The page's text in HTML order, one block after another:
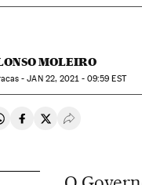
MOLEIRO
-JAN22, 2021 - 09:59 EST
en Whatsapp
Compartir en Facebook
Compartir en
Desplegar